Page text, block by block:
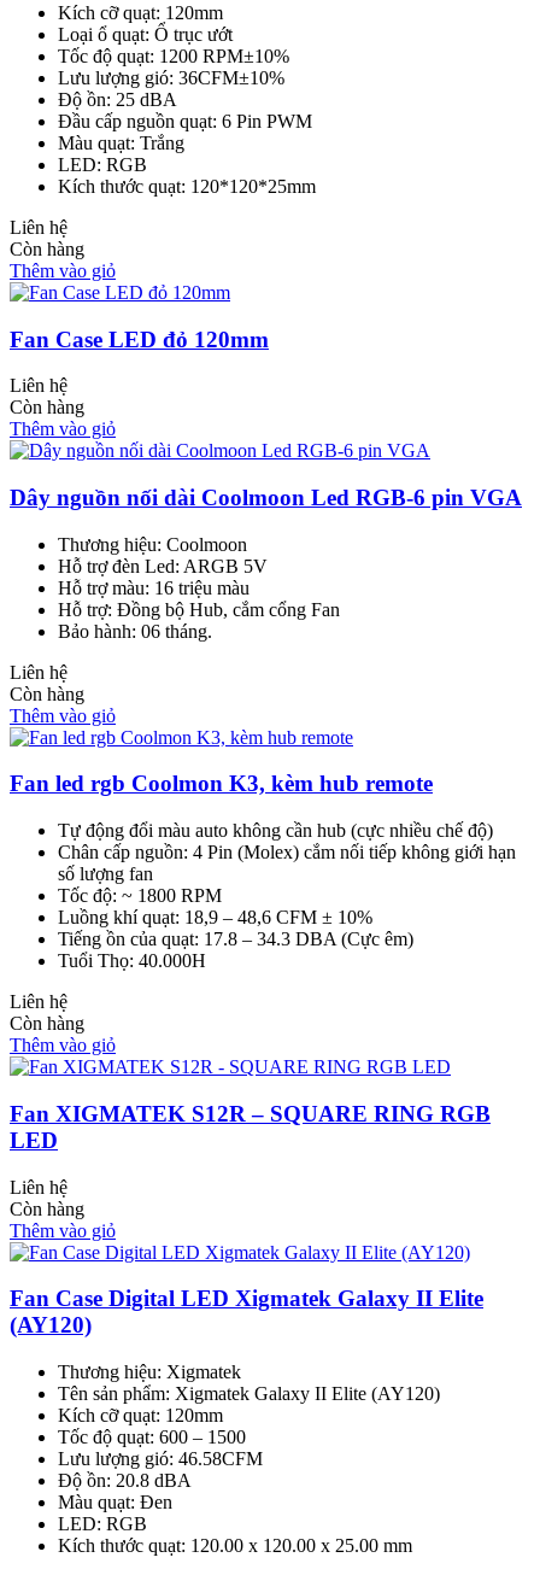
Kích cỡ quạt: 120mm
Loại ổ quạt: Ổ trục ướt
Tốc độ quạt: 1200 RPM±10%
Lưu lượng gió: 36CFM±10%
Độ ồn: 25 dBA
Đầu cấp nguồn quạt: 6 Pin PWM
Màu quạt: Trắng
LED: RGB
Kích thước quạt: 120*120*25mm
Liên hệ
Còn hàng
Thêm vào giỏ
Fan Case LED đỏ 120mm
Liên hệ
Còn hàng
Thêm vào giỏ
Dây nguồn nối dài Coolmoon Led RGB-6 pin VGA
Thương hiệu: Coolmoon
Hỗ trợ đèn Led: ARGB 5V
Hỗ trợ màu: 16 triệu màu
Hỗ trợ: Đồng bộ Hub, cắm cổng Fan
Bảo hành: 06 tháng.
Liên hệ
Còn hàng
Thêm vào giỏ
Fan led rgb Coolmon K3, kèm hub remote
Tự động đổi màu auto không cần hub (cực nhiều chế độ)
Chân cấp nguồn: 4 Pin (Molex) cắm nối tiếp không giới hạn
số lượng fan
Tốc độ: ~ 1800 RPM
Luồng khí quạt: 18,9 – 48,6 CFM ± 10%
Tiếng ồn của quạt: 17.8 – 34.3 DBA (Cực êm)
Tuổi Thọ: 40.000H
Liên hệ
Còn hàng
Thêm vào giỏ
Fan XIGMATEK S12R – SQUARE RING RGB
LED
Liên hệ
Còn hàng
Thêm vào giỏ
Fan Case Digital LED Xigmatek Galaxy II Elite
(AY120)
Thương hiệu: Xigmatek
Tên sản phẩm: Xigmatek Galaxy II Elite (AY120)
Kích cỡ quạt: 120mm
Tốc độ quạt: 600 – 1500
Lưu lượng gió: 46.58CFM
Độ ồn: 20.8 dBA
Màu quạt: Đen
LED: RGB
Kích thước quạt: 120.00 x 120.00 x 25.00 mm